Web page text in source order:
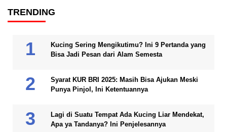
TRENDING
Kucing Sering Mengikutimu? Ini 9 Pertanda yang
Bisa Jadi Pesan dari Alam Semesta
Syarat KUR BRI 2025: Masih Bisa Ajukan Meski
Punya Pinjol, Ini Ketentuannya
Lagi di Suatu Tempat Ada Kucing Liar Mendekat,
Apa ya Tandanya? Ini Penjelesannya